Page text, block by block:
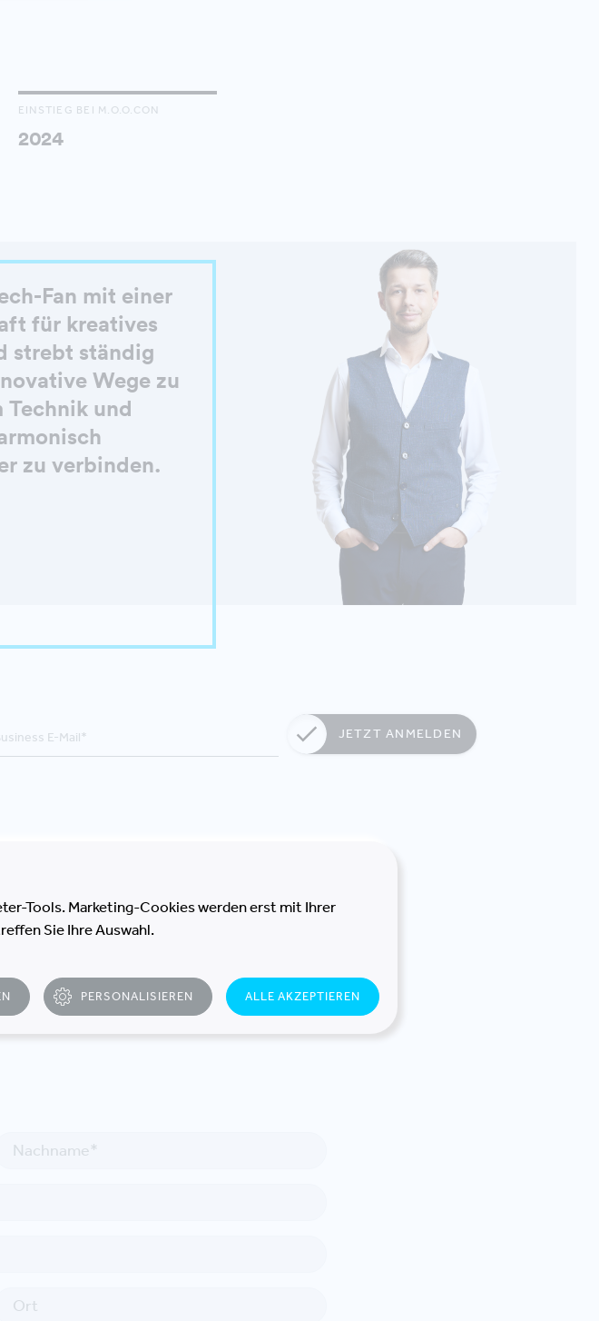
EINSTIEG BEI M.O.O.CON
2024
Fan mit einer
für kreatives
strebt ständig
Wege zu
und
zu verbinden.
JETZT ANMELDEN
Tools. Marketing-Cookies werden erst mit Ihrer
Sie Ihre Auswahl.
PERSONALISIEREN ALLE AKZEPTIEREN